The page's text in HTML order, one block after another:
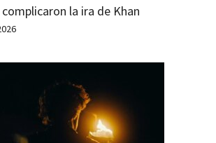
la ira de Khan